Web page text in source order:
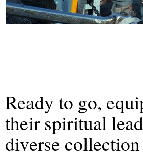
Ready to go,
their spiritual
diverse